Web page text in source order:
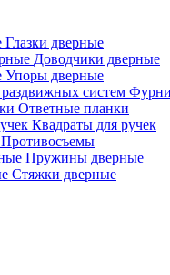
Глазки дверные
Доводчики дверные
Упоры дверные
Ответные планки
Квадраты для ручек
Противосъемы
Пружины дверные
Стяжки дверные